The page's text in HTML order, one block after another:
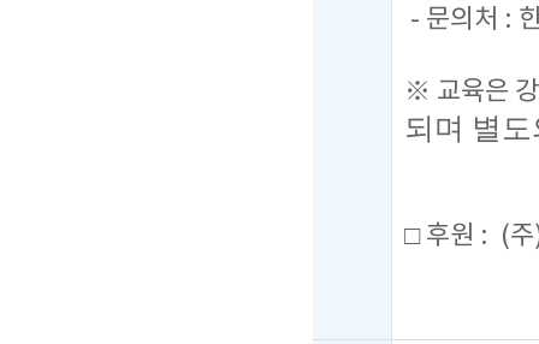
- 문의처 :
※ 교육은
되며 별
□ 후원 : (주